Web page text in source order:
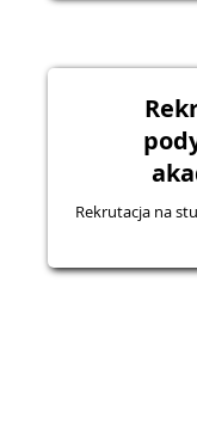
Rekrutacja na